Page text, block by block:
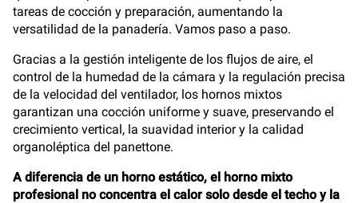
tareas de cocción y preparación, aumentando la
versatilidad de la panadería. Vamos paso a paso.
Gracias a la gestión inteligente de los flujos de aire, el
control de la humedad de la cámara y la regulación precisa
de la velocidad del ventilador, los hornos mixtos
garantizan una cocción uniforme y suave, preservando el
crecimiento vertical, la suavidad interior y la calidad
organoléptica del panettone.
A diferencia de un horno estático, el horno mixto
profesional no concentra el calor solo desde el techo y la